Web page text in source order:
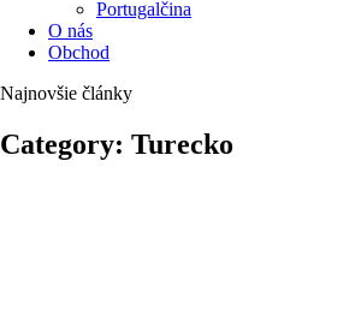
Portugalčina
O nás
Obchod
Najnovšie články
Category: Turecko